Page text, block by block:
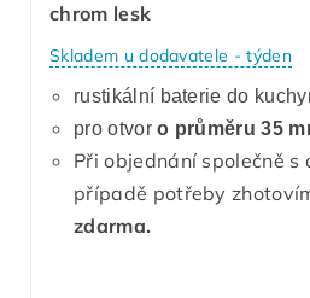
chrom lesk
Skladem u dodavatele - týden
rustikální baterie do
pro otvoro průměru 35
Při objednání společně s
případě potřeby
zdarma.